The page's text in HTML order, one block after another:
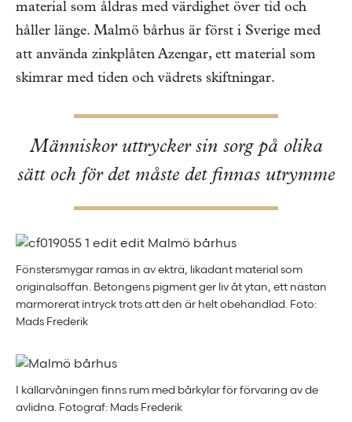
material som åldras med värdighet över tid och
håller länge. Malmö bårhus är först i Sverige med
att använda zinkplåten Azengar, ett material som
skimrar med tiden och vädrets skiftningar.
Människor uttrycker sin sorg på olika
sätt och för det måste det finnas utrymme
Fönstersmygar ramas in av ekträ, likadant material som
originalsoffan. Betongens pigment ger liv åt ytan, ett nästan
marmorerat intryck trots att den är helt obehandlad. Foto:
Mads Frederik
I källarvåningen finns rum med bårkylar för förvaring av de
avlidna. Fotograf: Mads Frederik